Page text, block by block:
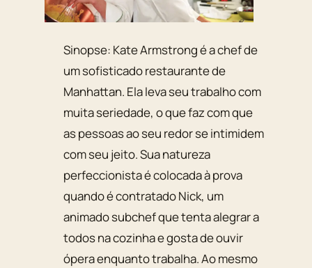
Sinopse: Kate Armstrong é a chef de
um sofisticado restaurante de
Manhattan. Ela leva seu trabalho com
muita seriedade, o que faz com que
as pessoas ao seu redor se intimidem
com seu jeito. Sua natureza
perfeccionista é colocada à prova
quando é contratado Nick, um
animado subchef que tenta alegrar a
todos na cozinha e gosta de ouvir
ópera enquanto trabalha. Ao mesmo